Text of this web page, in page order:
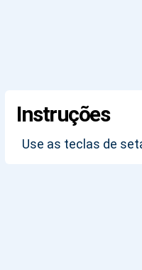
Instruções
Use as teclas de